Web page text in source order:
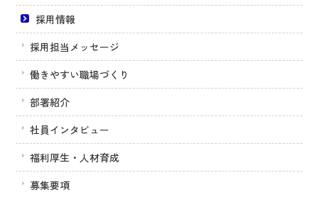
採用情報
採用担当メッセージ
働きやすい職場づくり
部署紹介
社員インタビュー
福利厚生・人材育成
募集要項